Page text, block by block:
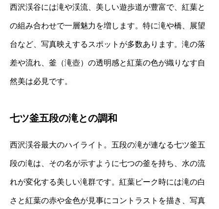
西沢渓谷には滝や渓流、美しい遊歩道が豊富で、紅葉と
の組み合わせで一層魅力を増します。特に滝や橋、展望
台など、写真映えするスポットが多数あります。滝の落
差や流れ、釜（滝壺）の透明感と紅葉の色が織りなす自
然美は必見です。
七ツ釜五段の滝との調和
西沢渓谷最大のハイライト。五段の滝が連なる七ツ釜五
段の滝は、その名が示すように七つの釜を持ち、水の流
れが変化する美しい滝群です。紅葉ピーク時には滝の白
さと紅葉の赤や金色が見事にコントラストを描き、写真